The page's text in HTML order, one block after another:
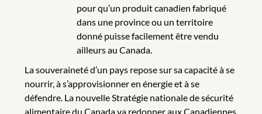
pour qu’un produit canadien fabriqué
dans une province ou un territoire
donné puisse facilement être vendu
ailleurs au Canada.
La souveraineté d’un pays repose sur sa capacité à se
nourrir, à s’approvisionner en énergie et à se
défendre. La nouvelle Stratégie nationale de sécurité
alimentaire du Canada va redonner aux Canadiennes